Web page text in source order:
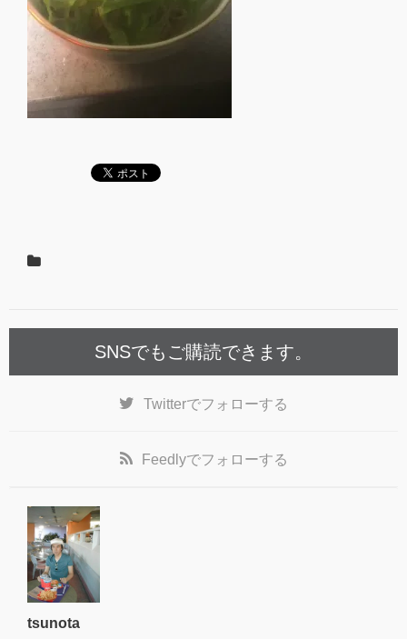
SNSでもご購読できます。
Twitterでフォローする
Feedlyでフォローする
tsunota